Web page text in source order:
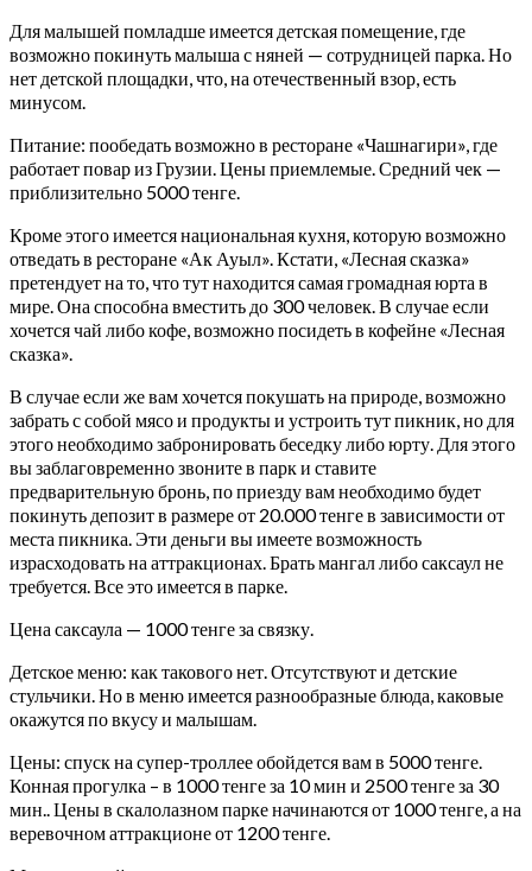
Для малышей помладше имеется детская помещение, где
возможно покинуть малыша с няней — сотрудницей парка. Но
нет детской площадки, что, на отечественный взор, есть
минусом.
Питание: пообедать возможно в ресторане «Чашнагири», где
работает повар из Грузии. Цены приемлемые. Средний чек —
приблизительно 5000 тенге.
Кроме этого имеется национальная кухня, которую возможно
отведать в ресторане «Ак Ауыл». Кстати, «Лесная сказка»
претендует на то, что тут находится самая громадная юрта в
мире. Она способна вместить до 300 человек. В случае если
хочется чай либо кофе, возможно посидеть в кофейне «Лесная
сказка».
В случае если же вам хочется покушать на природе, возможно
забрать с собой мясо и продукты и устроить тут пикник, но для
этого необходимо забронировать беседку либо юрту. Для этого
вы заблаговременно звоните в парк и ставите
предварительную бронь, по приезду вам необходимо будет
покинуть депозит в размере от 20.000 тенге в зависимости от
места пикника. Эти деньги вы имеете возможность
израсходовать на аттракционах. Брать мангал либо саксаул не
требуется. Все это имеется в парке.
Цена саксаула — 1000 тенге за связку.
Детское меню: как такового нет. Отсутствуют и детские
стульчики. Но в меню имеется разнообразные блюда, каковые
окажутся по вкусу и малышам.
Цены: спуск на супер-троллее обойдется вам в 5000 тенге.
Конная прогулка – в 1000 тенге за 10 мин и 2500 тенге за 30
мин.. Цены в скалолазном парке начинаются от 1000 тенге, а на
веревочном аттракционе от 1200 тенге.